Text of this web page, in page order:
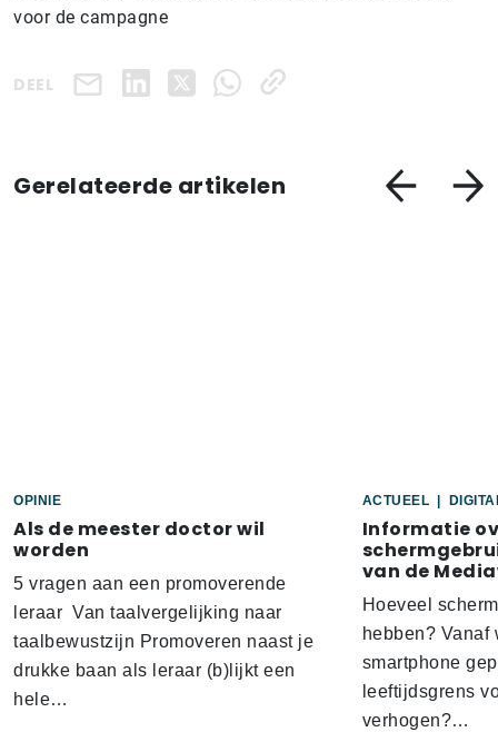
voor de campagne
DEEL
Gerelateerde artikelen
OPINIE
Als de meester doctor wil
worden
5 vragen aan een promoverende
leraar Van taalvergelijking naar
taalbewustzijn Promoveren naast je
drukke baan als leraar (b)lijkt een
hele…
ACTUEEL
Informatie
van de
Hoeveel
hebben?
smartphone
leeftijdsgrens
verhogen?…